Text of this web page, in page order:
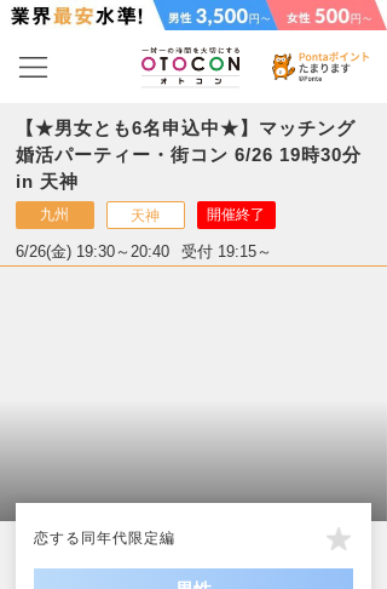
【★男女とも6名申込中★】マッチング
婚活パーティー・街コン 6/26 19時30分
in 天神
九州 天神 開催終了
6/26(金) 19:30～20:40 受付 19:15～
恋する同年代限定編